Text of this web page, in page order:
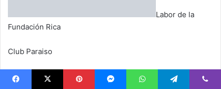
Labor de la
Fundación Rica
Club Paraiso
Navidad 2024 y año nuevo 2025